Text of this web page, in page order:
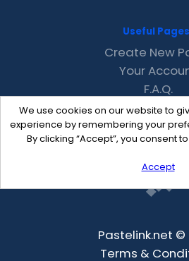
We use cookies on our website to
experience by remembering your
By clicking “Accept”, you consent
Accept
Useful Pages
Create New
Your
F.A.Q.
Recent
Contact
Pastelink.net ©
Terms &